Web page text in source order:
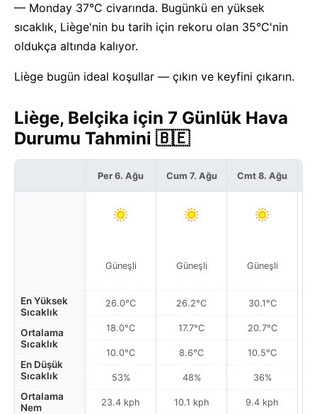
— Monday 37°C civarında. Bugünkü en yüksek
sıcaklık, Liège'nin bu tarih için rekoru olan 35°C'nin
oldukça altında kalıyor.
Liège bugün ideal koşullar — çıkın ve keyfini çıkarın.
Liège, Belçika için 7 Günlük Hava
Durumu Tahmini 🇧🇪
En Yüksek
Sıcaklık
Ortalama
Sıcaklık
En Düşük
Sıcaklık
Ortalama
Nem
Per 6. Ağu
Güneşli
26.0°C
18.0°C
10.0°C
53%
23.4 kph
Cum 7. Ağu
Güneşli
26.2°C
17.7°C
8.6°C
48%
10.1 kph
Cmt 8. Ağu
Güneşli
30.1°C
20.7°C
10.5°C
36%
9.4 kph